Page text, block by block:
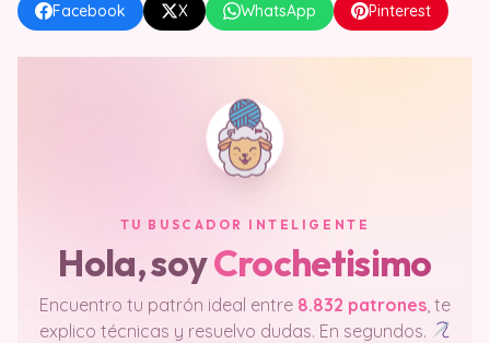
Facebook X WhatsApp Pinterest
TU BUSCADOR INTELIGENTE
Hola, soyCrochetisimo
Encuentro tu patrón ideal entre 8.832 patrones , te
explico técnicas y resuelvo dudas. En segundos.